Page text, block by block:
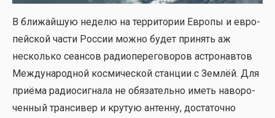
В бли­жай­шую неде­лю на тер­ри­то­рии Евро­пы и евро­
пей­ской части Рос­сии мож­но будет при­нять аж
несколь­ко сеан­сов радио­пе­ре­го­во­ров аст­ро­нав­тов
Меж­ду­на­род­ной кос­ми­че­ской стан­ции с Зем­лёй. Для
при­ё­ма радио­сиг­на­ла не обя­за­тель­но иметь наво­ро­
чен­ный тран­си­вер и кру­тую антен­ну, доста­точ­но